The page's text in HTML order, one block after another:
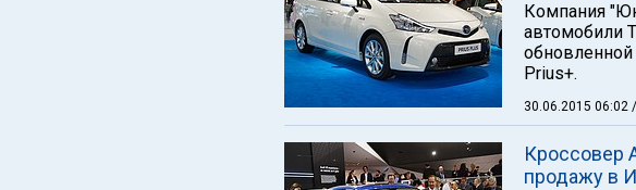
Компания
автомобили
обновленной
Prius+.
30.06.2015 06:02
Кроссовер
продажу в